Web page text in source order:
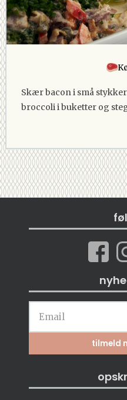
Skær bacon i små
broccoli i buketter og